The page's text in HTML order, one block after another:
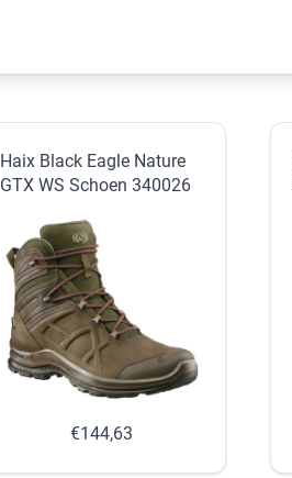
Haix Black Eagle Nature
GTX WS Schoen 340026
€144,63